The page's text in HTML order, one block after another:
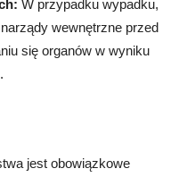
W przypadku wypadku,
wewnętrzne przed
się organów w wyniku
jest obowiązkowe